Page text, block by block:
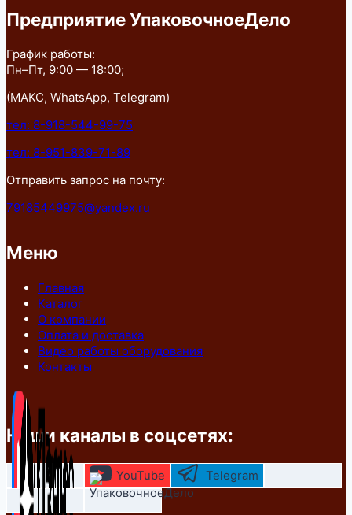
Предприятие УпаковочноеДело
График работы:
Пн–Пт, 9:00 — 18:00;
(МАКС, WhatsApp, Telegram)
тел: 8-918-544-99-75
тел: 8-951-839-71-89
Отправить запрос на почту:
79185449975@yandex.ru
Меню
Главная
Каталог
О компании
Оплата и доставка
Видео работы оборудования
Контакты
Наши каналы в соцсетях:
YouTube Telegram